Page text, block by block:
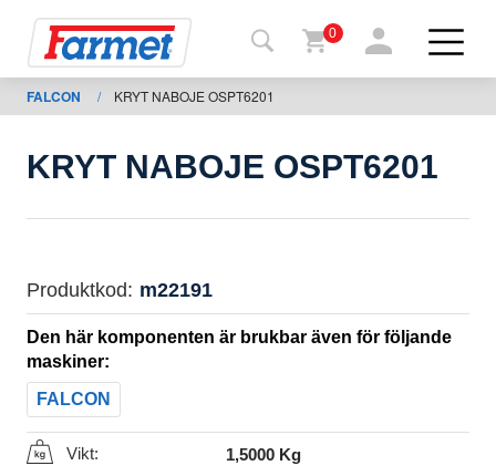
shop
Mina
maskiner
För
nedladdning
0
FALCON / KRYT NABOJE OSPT6201
KRYT NABOJE OSPT6201
Produktkod: m22191
Den här komponenten är brukbar även för följande
maskiner:
FALCON
Vikt: 1,5000 Kg